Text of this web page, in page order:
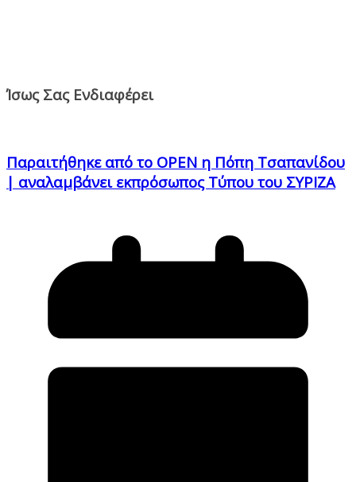
Ίσως Σας Ενδιαφέρει
Παραιτήθηκε από το OPEN η Πόπη Τσαπανίδου
| αναλαμβάνει εκπρόσωπος Τύπου του ΣΥΡΙΖΑ